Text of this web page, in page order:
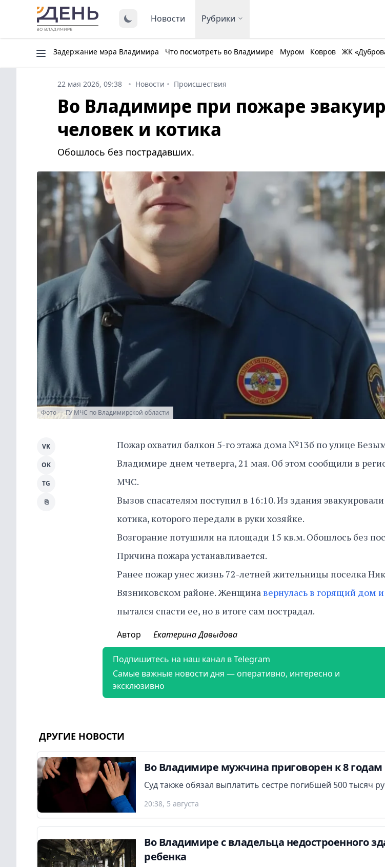
Новости Рубрики
Задержание мэра Владимира Что посмотреть во Владимире Муром Ковров ЖК
22 мая 2026, 09:38 Новости Происшествия
Во Владимире при пожаре
человек и котика
Обошлось без пострадавших.
Фото — ГУ МЧС по Владимирской области
Пожар охватил балкон 5-го этажа дома №13б по улице
Владимире днем четверга, 21 мая. Об этом сообщили в
МЧС.
Вызов спасателям поступил в 16:10. Из здания
котика, которого передали в руки хозяйке.
Возгорание потушили на площади 15 кв.м. Обошлось без
Причина пожара устанавливается.
Ранее пожар унес жизнь 72-летней жительницы поселка
Вязниковском районе. Женщина вернулась в горящий дом
пытался спасти ее, но в итоге сам пострадал.
VK
OK
TG
⎘
Автор Екатерина Давыдова
Подпишитесь на наш канал в Telegram
Самые важные новости дня — оперативно, интересно и
эксклюзивно
ДРУГИЕ НОВОСТИ
Во Владимире мужчина приговорен к 8
Суд также обязал выплатить сестре погибшей 500 тысяч
20:38, 5 августа
Во Владимире с владельца недостроенного
ребенка